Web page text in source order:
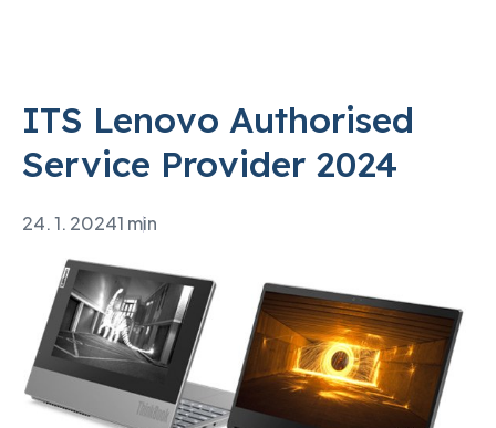
ITS Lenovo Authorised
Service Provider 2024
24. 1. 20241 min